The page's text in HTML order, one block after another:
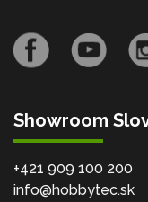
Showroom
+421 909 100 200
info@hobbytec.sk